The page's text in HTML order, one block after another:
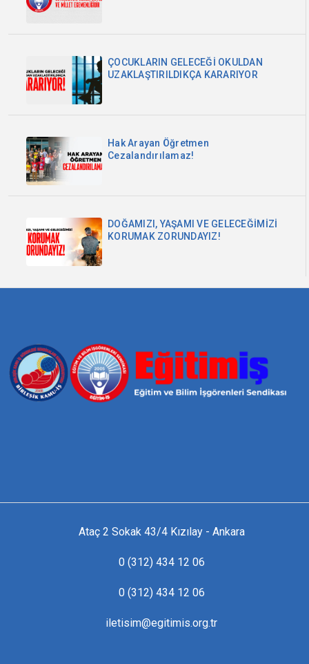
ÇOCUKLARIN GELECEĞİ OKULDAN
UZAKLAŞTIRILDIKÇA KARARIYOR
Hak Arayan Öğretmen
Cezalandırılamaz!
DOĞAMIZI, YAŞAMI VE GELECEĞİMİZİ
KORUMAK ZORUNDAYIZ!
Ataç 2 Sokak 43/4 Kızılay - Ankara
0 (312) 434 12 06
0 (312) 434 12 06
iletisim@egitimis.org.tr